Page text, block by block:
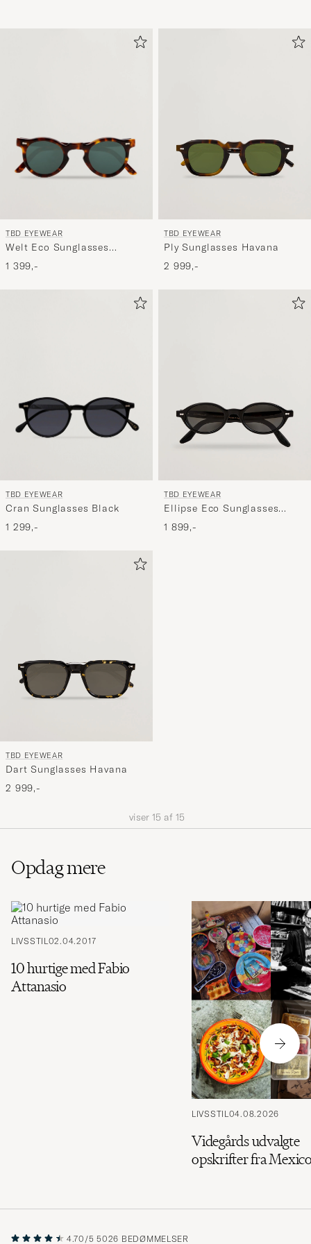
TBD EYEWEAR
Welt Eco Sunglasses
Havanna
1 399,-
TBD EYEWEAR
Ply Sunglasses Havana
2 999,-
TBD EYEWEAR
Cran Sunglasses Black
1 299,-
TBD EYEWEAR
Ellipse Eco Sunglasses
Black
1 899,-
TBD EYEWEAR
Dart Sunglasses Havana
2 999,-
viser 15 af 15
Opdag mere
LIVSSTIL 02.04.2017
10 hurtige med Fabio
Attanasio
LIVSSTIL 04.08.2026
Videgårds udvalgte
opskrifter fra
4.70/5 5026 BEDØMMELSER